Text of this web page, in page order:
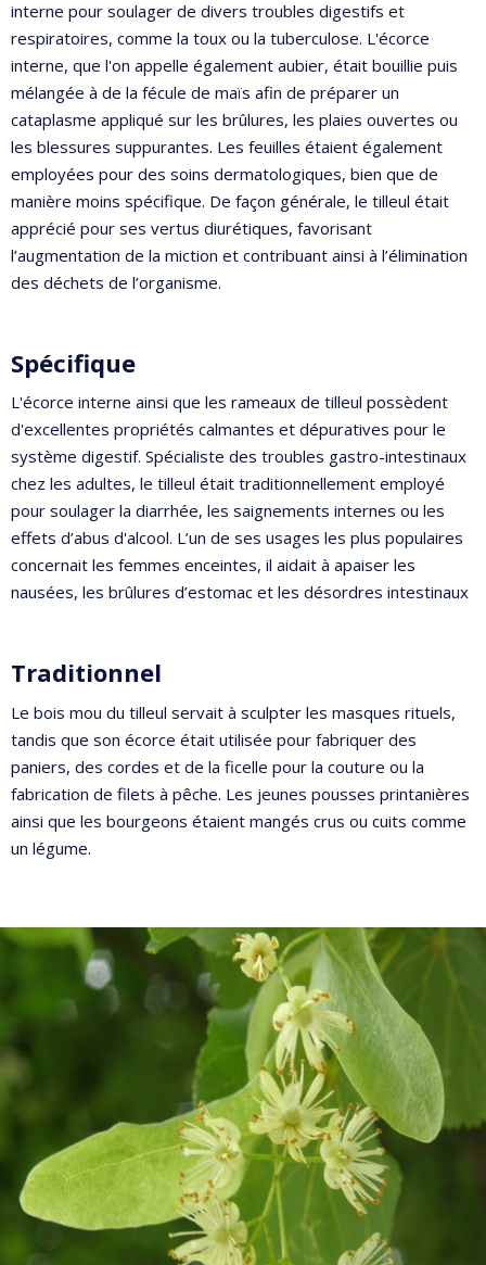
interne pour soulager de divers troubles digestifs et
respiratoires, comme la toux ou la tuberculose. L'écorce
interne, que l'on appelle également aubier, était bouillie puis
mélangée à de la fécule de maïs afin de préparer un
cataplasme appliqué sur les brûlures, les plaies ouvertes ou
les blessures suppurantes. Les feuilles étaient également
employées pour des soins dermatologiques, bien que de
manière moins spécifique. De façon générale, le tilleul était
apprécié pour ses vertus diurétiques, favorisant
l’augmentation de la miction et contribuant ainsi à l’élimination
des déchets de l’organisme.
Spécifique
L'écorce interne ainsi que les rameaux de tilleul possèdent
d'excellentes propriétés calmantes et dépuratives pour le
système digestif. Spécialiste des troubles gastro-intestinaux
chez les adultes, le tilleul était traditionnellement employé
pour soulager la diarrhée, les saignements internes ou les
effets d’abus d'alcool. L’un de ses usages les plus populaires
concernait les femmes enceintes, il aidait à apaiser les
nausées, les brûlures d’estomac et les désordres intestinaux
Traditionnel
Le bois mou du tilleul servait à sculpter les masques rituels,
tandis que son écorce était utilisée pour fabriquer des
paniers, des cordes et de la ficelle pour la couture ou la
fabrication de filets à pêche. Les jeunes pousses printanières
ainsi que les bourgeons étaient mangés crus ou cuits comme
un légume.